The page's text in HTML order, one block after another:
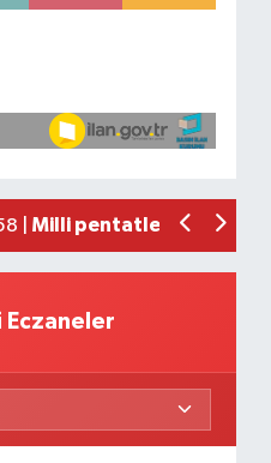
Mersin'de uyuşturucu
| Milli pentatletler Kıvanç
Eczaneler